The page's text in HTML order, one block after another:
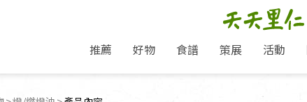
推薦 好物 食譜 策展 活動